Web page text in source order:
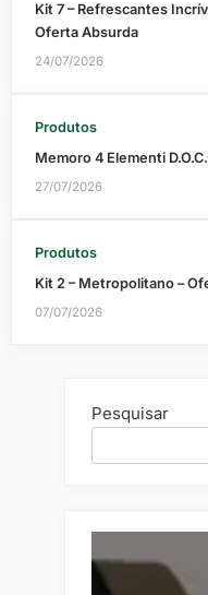
Kit 7 – Refrescantes
Oferta Absurda
24/07/2026
Produtos
Memoro 4 Elementi
27/07/2026
Produtos
Kit 2 – Metropolitano –
07/07/2026
Pesquisar